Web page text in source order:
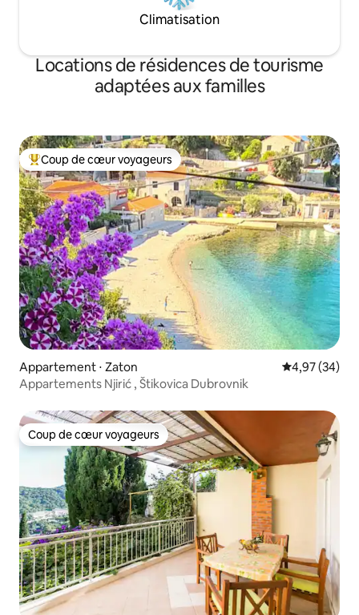
Climatisation
Locations de résidences de tourisme
adaptées aux familles
Coups de cœur voyageurs les plus appréciés
Coup de cœur voyageurs
Appartement ⋅ Zaton Évaluation
4,97 (34)
Appartements Njirić , Štikovica Dubrovnik
Coup de cœur voyageurs
Coup de cœur voyageurs